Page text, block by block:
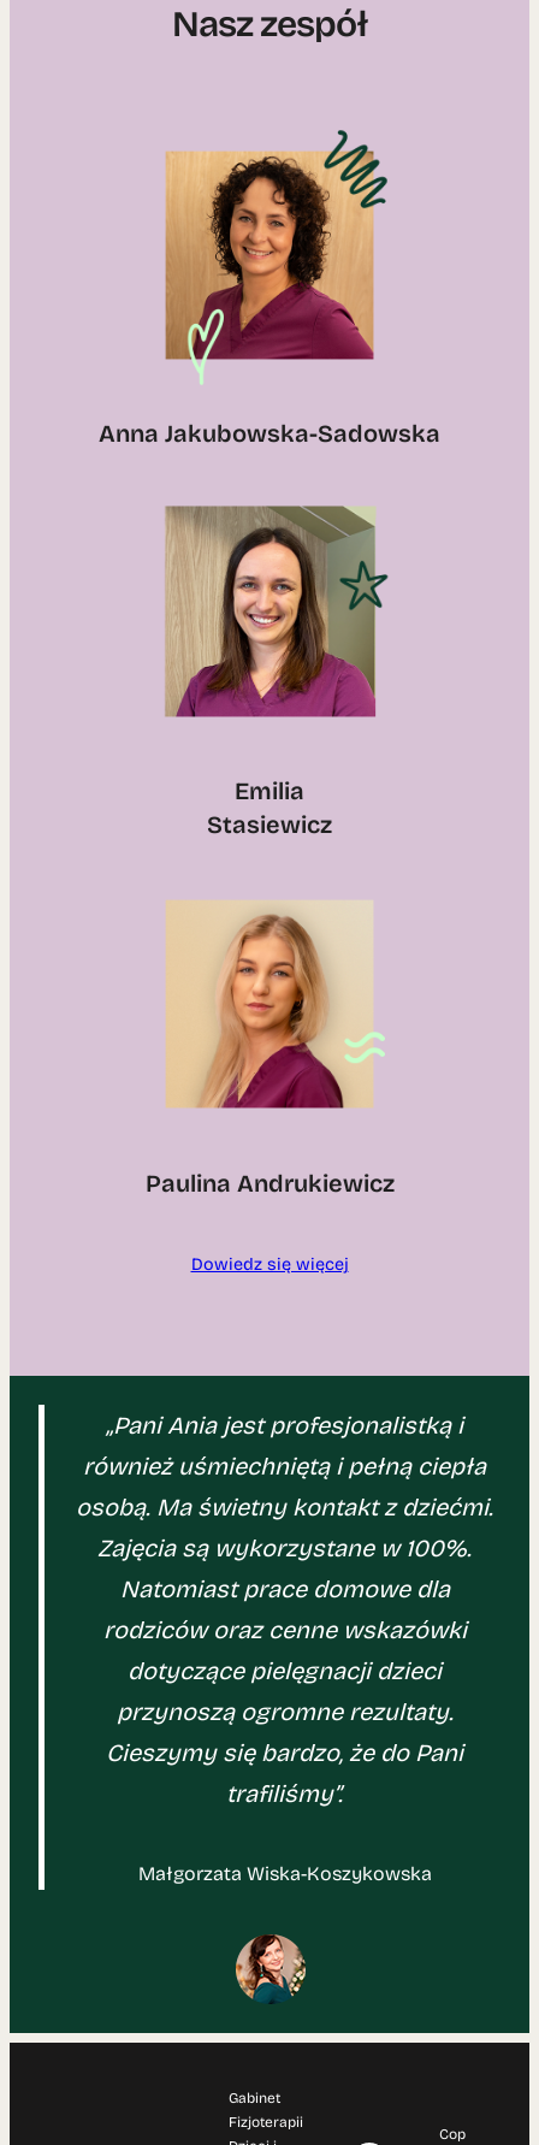
Nasz zespół
Anna Jakubowska-Sadowska
Emilia
Stasiewicz
Paulina Andrukiewicz
Dowiedz się więcej
„Pani Ania jest profesjonalistką i
również uśmiechniętą i pełną ciepła
osobą. Ma świetny kontakt z dziećmi.
Zajęcia są wykorzystane w 100%.
Natomiast prace domowe dla
rodziców oraz cenne wskazówki
dotyczące pielęgnacji dzieci
przynoszą ogromne rezultaty.
Cieszymy się bardzo, że do Pani
trafiliśmy”.
Małgorzata Wiska-Koszykowska
Gabinet
Fizjoterapii
Cop